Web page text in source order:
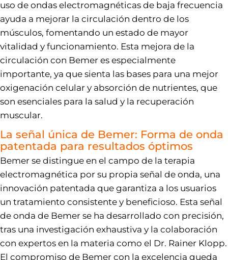
uso de ondas electromagnéticas de baja frecuencia
ayuda a mejorar la circulación dentro de los
músculos, fomentando un estado de mayor
vitalidad y funcionamiento. Esta mejora de la
circulación con Bemer es especialmente
importante, ya que sienta las bases para una mejor
oxigenación celular y absorción de nutrientes, que
son esenciales para la salud y la recuperación
muscular.
La señal única de Bemer: Forma de onda
patentada para resultados óptimos
Bemer se distingue en el campo de la terapia
electromagnética por su propia señal de onda, una
innovación patentada que garantiza a los usuarios
un tratamiento consistente y beneficioso. Esta señal
de onda de Bemer se ha desarrollado con precisión,
tras una investigación exhaustiva y la colaboración
con expertos en la materia como el Dr. Rainer Klopp.
El compromiso de Bemer con la excelencia queda